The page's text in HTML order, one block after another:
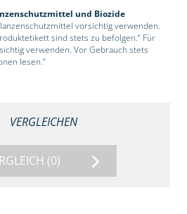
und Biozide
vorsichtig verwenden.
sind stets zu befolgen.“ Für
verwenden. Vor Gebrauch stets
lesen.“
VERGLEICHEN
(0)